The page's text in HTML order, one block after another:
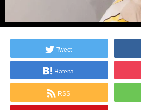
Tweet
Hatena
RSS